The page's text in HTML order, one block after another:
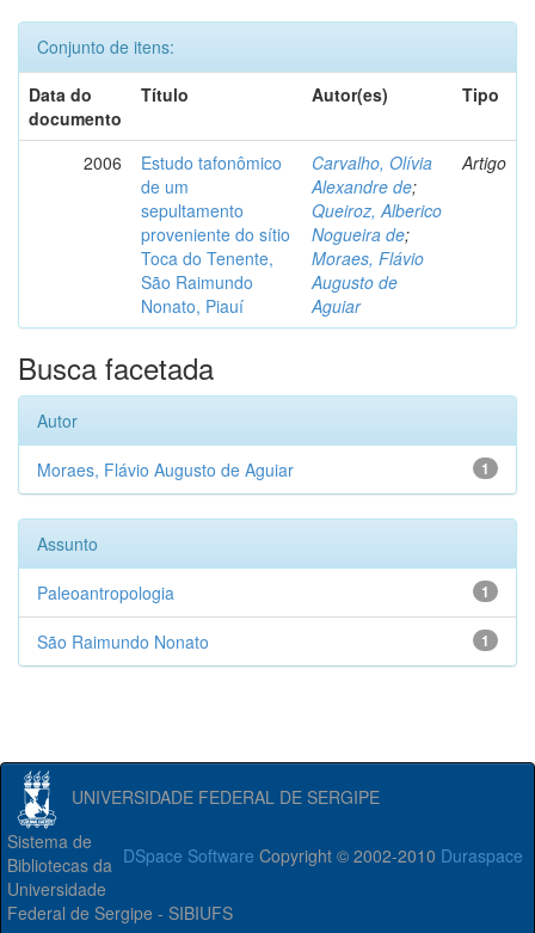
Conjunto de itens:
Data do
documento
Título Autor(es) Tipo
2006
Estudo tafonômico
de um
sepultamento
proveniente do sítio
Toca do Tenente,
São Raimundo
Nonato, Piauí
Carvalho, Olívia
Alexandre de;
Queiroz, Alberico
Nogueira de;
Moraes, Flávio
Augusto de
Aguiar
Artigo
Busca facetada
Autor
1
Moraes, Flávio Augusto de Aguiar
Assunto
1
Paleoantropologia
1
São Raimundo Nonato
UNIVERSIDADE FEDERAL DE SERGIPE
DSpace Software Copyright © 2002-2010 Duraspace
Sistema de
Bibliotecas da
Universidade
Federal de Sergipe - SIBIUFS